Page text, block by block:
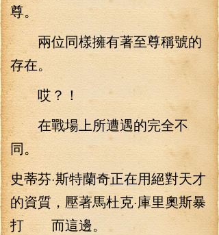
尊。
兩位同樣擁有著至尊稱號的
存在。
哎？！
在戰場上所遭遇的完全不
同。
史蒂芬·斯特蘭奇正在用絕對天才
的資質，壓著馬杜克·庫里奧斯暴
打 而這邊。